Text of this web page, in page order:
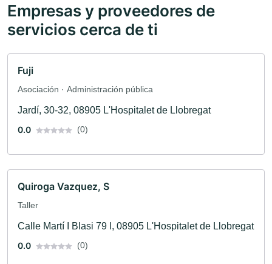
Empresas y proveedores de
servicios cerca de ti
Fuji
Asociación · Administración pública
Jardí, 30-32, 08905 L'Hospitalet de Llobregat
0.0
(0)
Quiroga Vazquez, S
Taller
Calle Martí I Blasi 79 l, 08905 L'Hospitalet de Llobregat
0.0
(0)